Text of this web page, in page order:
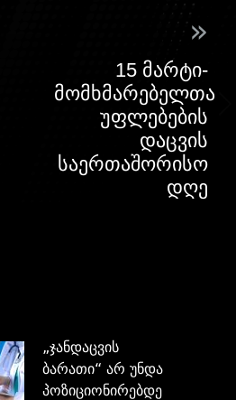
»
15 მარტი-
მომხმარებელთა
უფლებების
დაცვის
საერთაშორისო
დღე
„ჯანდაცვის
ბარათი“ არ უნდა
პოზიციონირებდეს,